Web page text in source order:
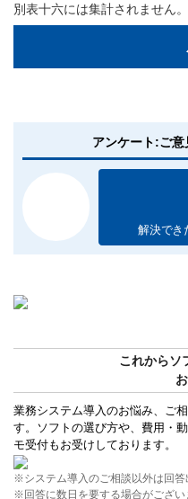
別表十六には集計されません。
アンケート:ご
解決でき
これからソ
業務システム導入のお悩み、ご
す。ソフトの選び方や、費用・
モ受付もお受けしております。
※システム導入のご相談以外は回答
※回答に数日を要する場合がござい